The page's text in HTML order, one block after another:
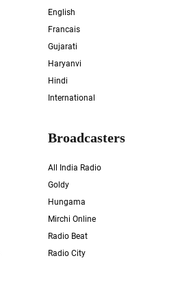
English
Francais
Gujarati
Haryanvi
Hindi
International
Broadcasters
All India Radio
Goldy
Hungama
Mirchi Online
Radio Beat
Radio City